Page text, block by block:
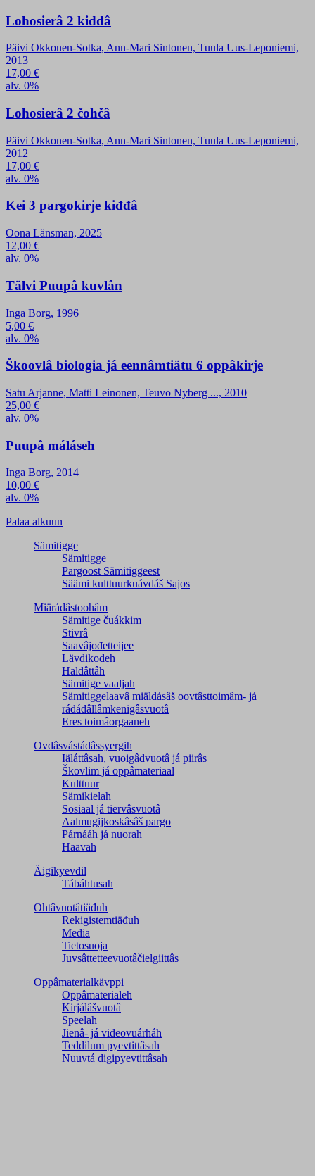
Lohosierâ 2 kiđđâ
Päivi Okkonen-Sotka, Ann-Mari Sintonen, Tuula Uus-Leponiemi,
2013
17,00 €
alv. 0%
Lohosierâ 2 čohčâ
Päivi Okkonen-Sotka, Ann-Mari Sintonen, Tuula Uus-Leponiemi,
2012
17,00 €
alv. 0%
Kei 3 pargokirje kiđđâ
Oona Länsman, 2025
12,00 €
alv. 0%
Tälvi Puupâ kuvlân
Inga Borg, 1996
5,00 €
alv. 0%
Škoovlâ biologia já eennâmtiätu 6 oppâkirje
Satu Arjanne, Matti Leinonen, Teuvo Nyberg ..., 2010
25,00 €
alv. 0%
Puupâ máláseh
Inga Borg, 2014
10,00 €
alv. 0%
Palaa alkuun
Sämitigge
Sämitigge
Pargoost Sämitiggeest
Säämi kulttuurkuávdáš Sajos
Miärádâstoohâm
Sämitige čuákkim
Stivrâ
Saavâjođetteijee
Lävdikodeh
Haldâttâh
Sämitige vaaljah
Sämitiggelaavâ miäldásâš oovtâsttoimâm- já
ráđádâllâmkenigâsvuotâ
Eres toimâorgaaneh
Ovdâsvástádâssyergih
Iäláttâsah, vuoigâdvuotâ já piirâs
Škovlim já oppâmateriaal
Kulttuur
Sämikielah
Sosiaal já tiervâsvuotâ
Aalmugijkoskâsâš pargo
Párnááh já nuorah
Haavah
Äigikyevdil
Tábáhtusah
Ohtâvuotâtiäđuh
Rekigistemtiäđuh
Media
Tietosuoja
Juvsâttetteevuotâčielgiittâs
Oppâmaterialkävppi
Oppâmaterialeh
Kirjálâšvuotâ
Speelah
Jienâ- já videovuárháh
Teddilum pyevtittâsah
Nuuvtá digipyevtittâsah